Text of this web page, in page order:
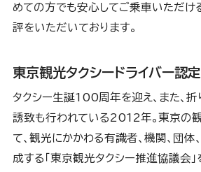
めての方でも安心してご乗車いただけ
評をいただいております。
東京観光タクシードライバー認
タクシー生誕100周年を迎え、また、折
誘致も行われている2012年。東京の
て、観光にかかわる有識者、機関、団体
成する「東京観光タクシー推進協議会」